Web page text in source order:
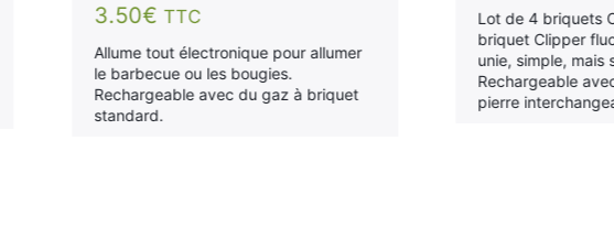
3.50€ TTC
Allume tout électronique pour allumer
le barbecue ou les bougies.
Rechargeable avec du gaz à briquet
standard.
Lot de 4 briquets
briquet Clipper
unie, simple, mais
Rechargeable
pierre